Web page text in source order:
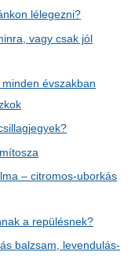
lélegezni?
vagy csak jól
évszakban
– citromos-uborkás
a repülésnek?
balzsam, levendulás-